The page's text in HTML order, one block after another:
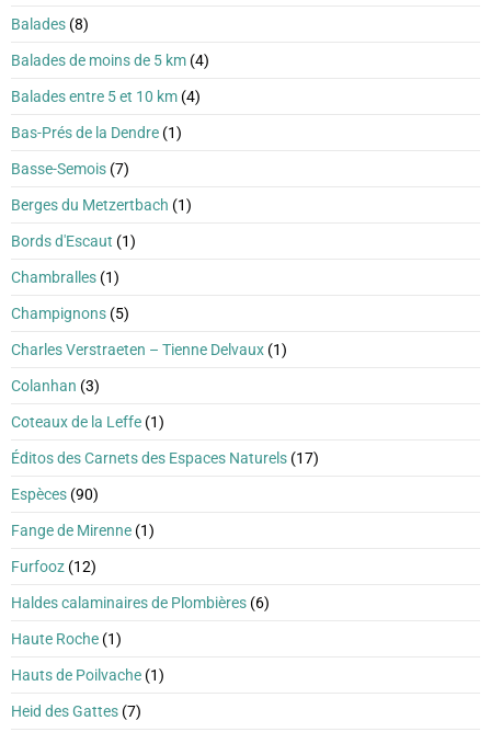
Balades (8)
Balades de moins de 5 km (4)
Balades entre 5 et 10 km (4)
Bas-Prés de la Dendre (1)
Basse-Semois (7)
Berges du Metzertbach (1)
Bords d'Escaut (1)
Chambralles (1)
Champignons (5)
Charles Verstraeten – Tienne Delvaux (1)
Colanhan (3)
Coteaux de la Leffe (1)
Éditos des Carnets des Espaces Naturels (17)
Espèces (90)
Fange de Mirenne (1)
Furfooz (12)
Haldes calaminaires de Plombières (6)
Haute Roche (1)
Hauts de Poilvache (1)
Heid des Gattes (7)